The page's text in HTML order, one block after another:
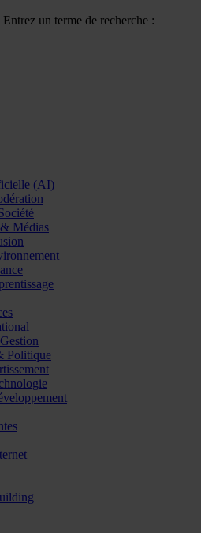
Entrez un terme de recherche :
(AI)
Médias
Politique